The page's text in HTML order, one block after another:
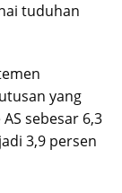
tuduhan
yang
sebesar 6,3
3,9 persen